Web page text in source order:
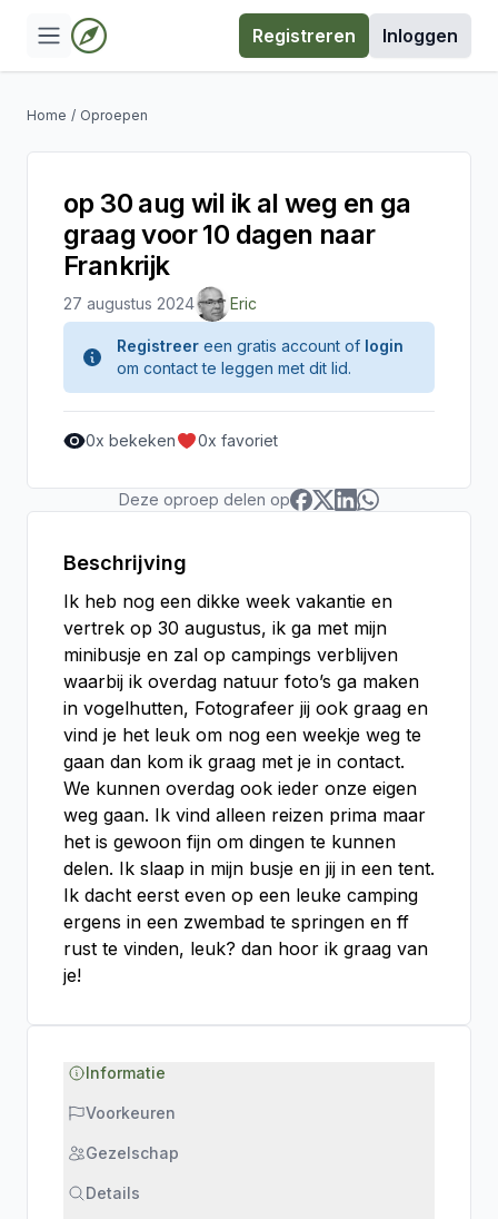
Registreren Inloggen
Home / Oproepen
op 30 aug wil ik al weg en ga
graag voor 10 dagen naar
Frankrijk
27 augustus 2024 Eric
Registreer een gratis account of login
om contact te leggen met dit lid.
0x bekeken 0x favoriet
Deze oproep delen op
Beschrijving
Ik heb nog een dikke week vakantie en
vertrek op 30 augustus, ik ga met mijn
minibusje en zal op campings verblijven
waarbij ik overdag natuur foto’s ga maken
in vogelhutten, Fotografeer jij ook graag en
vind je het leuk om nog een weekje weg te
gaan dan kom ik graag met je in contact.
We kunnen overdag ook ieder onze eigen
weg gaan. Ik vind alleen reizen prima maar
het is gewoon fijn om dingen te kunnen
delen. Ik slaap in mijn busje en jij in een tent.
Ik dacht eerst even op een leuke camping
ergens in een zwembad te springen en ff
rust te vinden, leuk? dan hoor ik graag van
je!
Informatie
Voorkeuren
Gezelschap
Details